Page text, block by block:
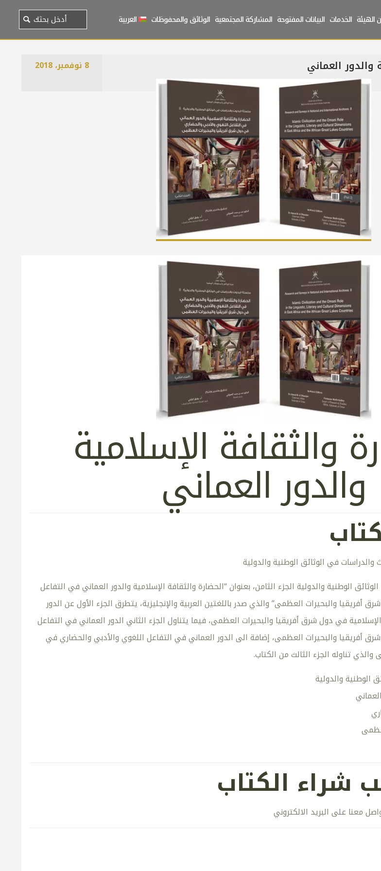
الهيئة الخدمات البيانات المفتوحة المشاركة المجتمعية الوثائق والمحفوظات العربية
والدور العماني 8 نوفمبر، 2018
والثقافة الإسلامية
والدور العماني
في الوثائق الوطنية والدولية
الوطنية والدولية الجزء الثامن، بعنوان “الحضارة والثقافة الإسلامية والدور العماني في التفاعل
أفريقيا والبحيرات العظمى” والذي صدر باللغتين العربية والإنجليزية، يتطرق الجزء الأول عن الدور
في دول شرق أفريقيا والبحيرات العظمى، فيما يتناول الجزء الثاني الدور العماني في التفاعل
أفريقيا والبحيرات العظمى، إضافة الى الدور العماني في التفاعل اللغوي والأدبي والحضاري في
تناوله الجزء الثالث من الكتاب.
الوطنية والدولية
شراء الكتاب
معنا على البريد الالكتروني